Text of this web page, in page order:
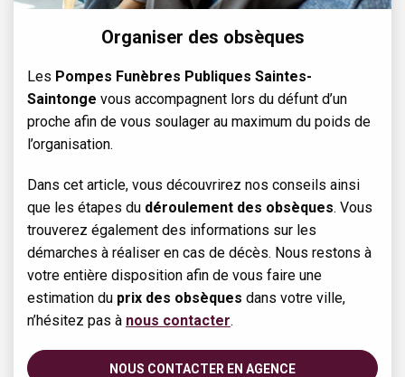
Organiser des obsèques
Les Pompes Funèbres Publiques Saintes-
Saintonge vous accompagnent lors du défunt d’un
proche afin de vous soulager au maximum du poids de
l’organisation.
Dans cet article, vous découvrirez nos conseils ainsi
que les étapes du déroulement des obsèques. Vous
trouverez également des informations sur les
démarches à réaliser en cas de décès. Nous restons à
votre entière disposition afin de vous faire une
estimation du prix des obsèques dans votre ville,
n’hésitez pas à nous contacter.
NOUS CONTACTER EN AGENCE